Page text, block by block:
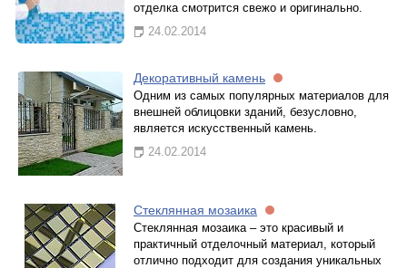
отделка смотрится свежо и оригинально.
24.02.2014
Декоративный камень
Одним из самых популярных материалов для
внешней облицовки зданий, безусловно,
является искусственный камень.
24.02.2014
Стеклянная мозаика
Стеклянная мозаика – это красивый и
практичный отделочный материал, который
отлично подходит для создания уникальных